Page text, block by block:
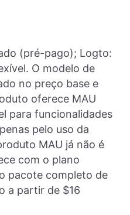
(pré-pago); Logto:
O modelo de
no preço base e
oferece MAU
para funcionalidades
pelo uso da
MAU já não é
com o plano
pacote completo de
a partir de $16